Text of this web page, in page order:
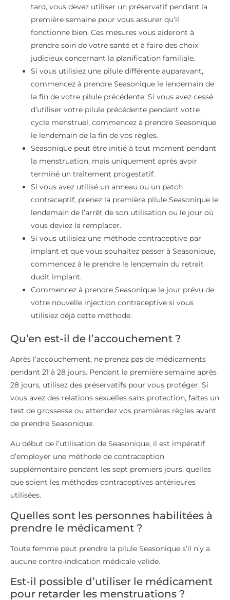
tard, vous devez utiliser un préservatif pendant la
première semaine pour vous assurer qu’il
fonctionne bien. Ces mesures vous aideront à
prendre soin de votre santé et à faire des choix
judicieux concernant la planification familiale.
Si vous utilisiez une pilule différente auparavant,
commencez à prendre Seasonique le lendemain de
la fin de votre pilule précédente. Si vous avez cessé
d’utiliser votre pilule précédente pendant votre
cycle menstruel, commencez à prendre Seasonique
le lendemain de la fin de vos règles.
Seasonique peut être initié à tout moment pendant
la menstruation, mais uniquement après avoir
terminé un traitement progestatif.
Si vous avez utilisé un anneau ou un patch
contraceptif, prenez la première pilule Seasonique le
lendemain de l’arrêt de son utilisation ou le jour où
vous deviez la remplacer.
Si vous utilisiez une méthode contraceptive par
implant et que vous souhaitez passer à Seasonique,
commencez à le prendre le lendemain du retrait
dudit implant.
Commencez à prendre Seasonique le jour prévu de
votre nouvelle injection contraceptive si vous
utilisiez déjà cette méthode.
Qu’en est-il de l’accouchement ?
Après l’accouchement, ne prenez pas de médicaments
pendant 21 à 28 jours. Pendant la première semaine après
28 jours, utilisez des préservatifs pour vous protéger. Si
vous avez des relations sexuelles sans protection, faites un
test de grossesse ou attendez vos premières règles avant
de prendre Seasonique.
Au début de l’utilisation de Seasonique, il est impératif
d’employer une méthode de contraception
supplémentaire pendant les sept premiers jours, quelles
que soient les méthodes contraceptives antérieures
utilisées.
Quelles sont les personnes habilitées à
prendre le médicament ?
Toute femme peut prendre la pilule Seasonique s’il n’y a
aucune contre-indication médicale valide.
Est-il possible d’utiliser le médicament
pour retarder les menstruations ?